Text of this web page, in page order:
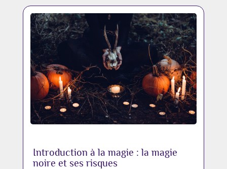
Introduction à la magie : la magie
noire et ses risques